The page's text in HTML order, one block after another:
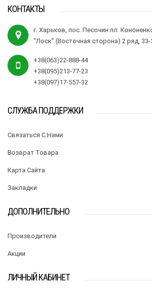
КОНТАКТЫ
г. Харьков, пос. Песочин пл.
"Лоск" (Восточная сторона) 2 ряд,
+38(063)22-888-44
+38(095)213-77-23
+38(097)17-557-32
СЛУЖБА ПОДДЕРЖКИ
Связаться С Нами
Возврат Товара
Карта Сайта
Закладки
ДОПОЛНИТЕЛЬНО
Производители
Акции
ЛИЧНЫЙ КАБИНЕТ